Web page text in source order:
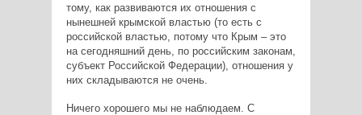
тому, как развиваются их отношения с
нынешней крымской властью (то есть с
российской властью, потому что Крым – это
на сегодняшний день, по российским законам,
субъект Российской Федерации), отношения у
них складываются не очень.
Ничего хорошего мы не наблюдаем. С